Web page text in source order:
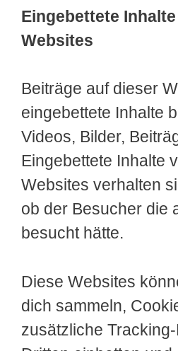
Eingebettete
Websites
Beiträge auf dieser
eingebettete Inhalte
Videos, Bilder,
Eingebettete Inhalte
Websites verhalten
ob der Besucher die
besucht hätte.
Diese Websites
dich sammeln,
zusätzliche